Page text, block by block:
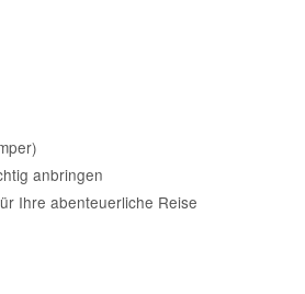
anbringen
Ihre abenteuerliche Reise